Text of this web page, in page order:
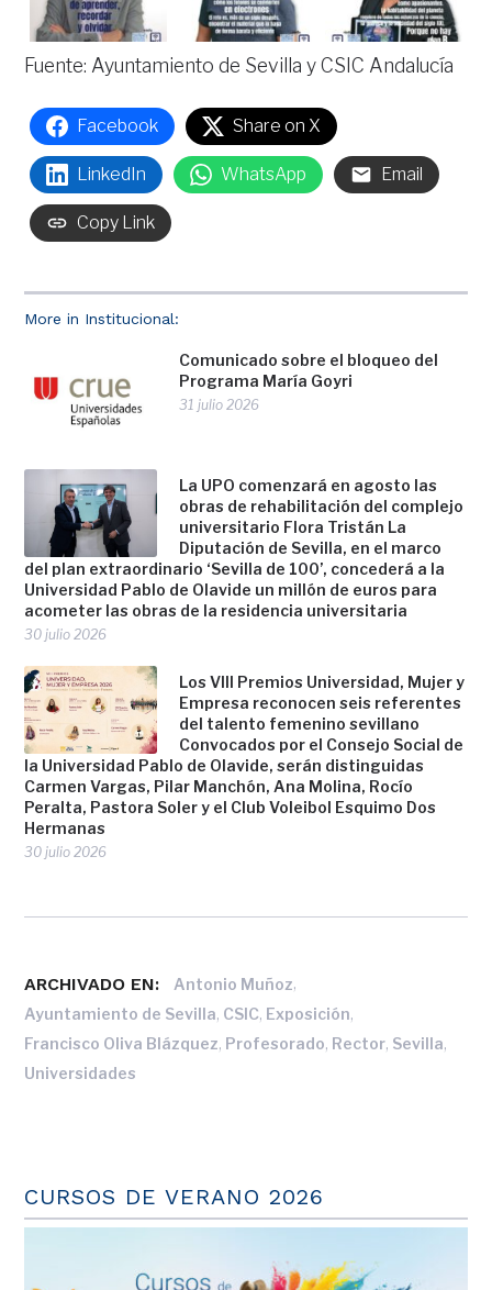
More in Institucional:
Comunicado sobre el bloqueo del
Programa María Goyri
31 julio 2026
La UPO comenzará en agosto las
obras de rehabilitación del complejo
universitario Flora Tristán La
Diputación de Sevilla, en el marco
del plan extraordinario ‘Sevilla de 100’, concederá a la
Universidad Pablo de Olavide un millón de euros para
acometer las obras de la residencia universitaria
30 julio 2026
Los VIII Premios Universidad, Mujer y
Empresa reconocen seis referentes
del talento femenino sevillano
Convocados por el Consejo Social de
la Universidad Pablo de Olavide, serán distinguidas
Carmen Vargas, Pilar Manchón, Ana Molina, Rocío
Peralta, Pastora Soler y el Club Voleibol Esquimo Dos
Hermanas
30 julio 2026
Fuente: Ayuntamiento de Sevilla y CSIC Andalucía
Facebook Share on X
LinkedIn WhatsApp Email
Copy Link
ARCHIVADO EN: Antonio Muñoz,
Ayuntamiento de Sevilla, CSIC, Exposición,
Francisco Oliva Blázquez, Profesorado, Rector, Sevilla,
Universidades
CURSOS DE VERANO 2026